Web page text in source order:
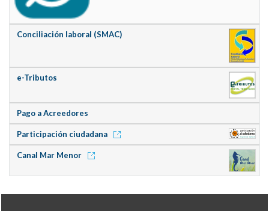
Conciliación laboral (SMAC)
e-Tributos
Pago a Acreedores
Participación ciudadana
Canal Mar Menor